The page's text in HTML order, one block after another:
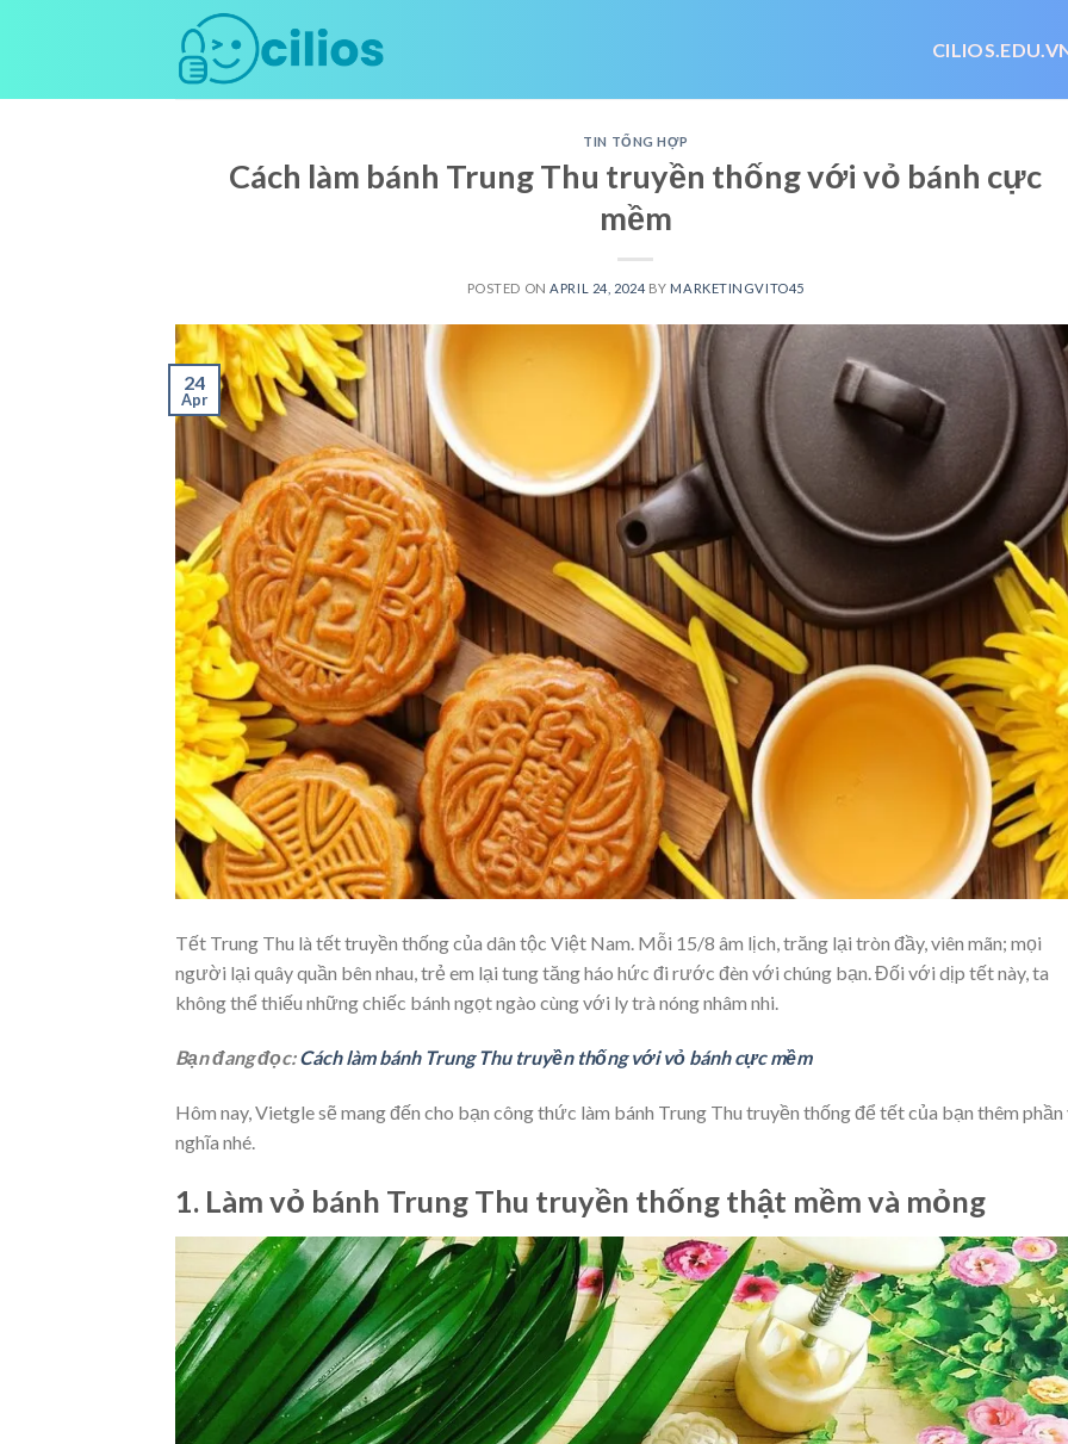
TIN TỔNG HỢP
Cách làm bánh Trung Thu truyền thống với vỏ bánh cực
mềm
POSTED ON APRIL 24, 2024 BY MARKETINGVITO45
24
Apr
Tết Trung Thu là tết truyền thống của dân tộc Việt Nam. Mỗi 15/8 âm lịch, trăng lại tròn đầy, viên mãn; mọi
người lại quây quần bên nhau, trẻ em lại tung tăng háo hức đi rước đèn với chúng bạn. Đối với dịp tết này, ta
không thể thiếu những chiếc bánh ngọt ngào cùng với ly trà nóng nhâm nhi.
Bạn đang đọc:Cách làm bánh Trung Thu truyền thống với vỏ bánh cực mềm
Hôm nay, Vietgle sẽ mang đến cho bạn công thức làm bánh Trung Thu truyền thống để tết của bạn thêm phần
nghĩa nhé.
1. Làm vỏ bánh Trung Thu truyền thống thật mềm và mỏng